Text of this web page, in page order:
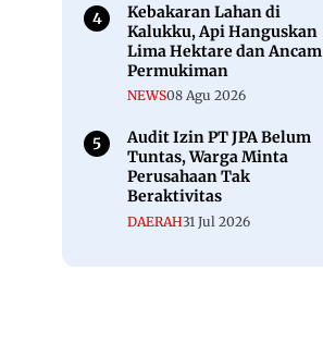
Kebakaran Lahan di
Kalukku, Api Hanguskan
Lima Hektare dan Ancam
Permukiman
NEWS08 Agu 2026
Audit Izin PT JPA Belum
Tuntas, Warga Minta
Perusahaan Tak
Beraktivitas
DAERAH31 Jul 2026